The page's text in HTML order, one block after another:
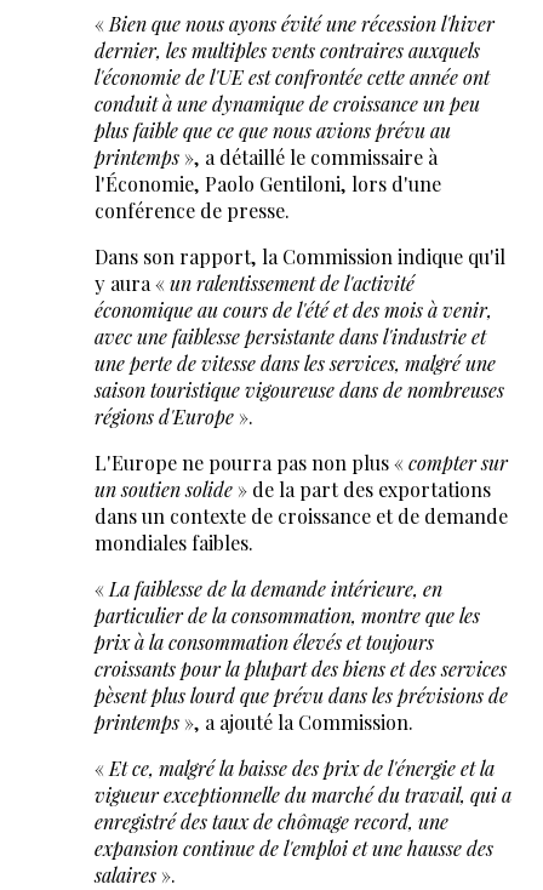
«Bien que nous ayons évité une récession l'hiver
dernier, les multiples vents contraires auxquels
l'économie de l'UE est confrontée cette année ont
conduit à une dynamique de croissance un peu
plus faible que ce que nous avions prévu au
printemps», a détaillé le commissaire à
l'Économie, Paolo Gentiloni, lors d'une
conférence de presse.
Dans son rapport, la Commission indique qu'il
y aura «un ralentissement de l'activité
économique au cours de l'été et des mois à venir,
avec une faiblesse persistante dans l'industrie et
une perte de vitesse dans les services, malgré une
saison touristique vigoureuse dans de nombreuses
régions d'Europe».
L'Europe ne pourra pas non plus «compter sur
un soutien solide» de la part des exportations
dans un contexte de croissance et de demande
mondiales faibles.
«La faiblesse de la demande intérieure, en
particulier de la consommation, montre que les
prix à la consommation élevés et toujours
croissants pour la plupart des biens et des services
pèsent plus lourd que prévu dans les prévisions de
printemps», a ajouté la Commission.
«Et ce, malgré la baisse des prix de l'énergie et la
vigueur exceptionnelle du marché du travail, qui a
enregistré des taux de chômage record, une
expansion continue de l'emploi et une hausse des
salaires».